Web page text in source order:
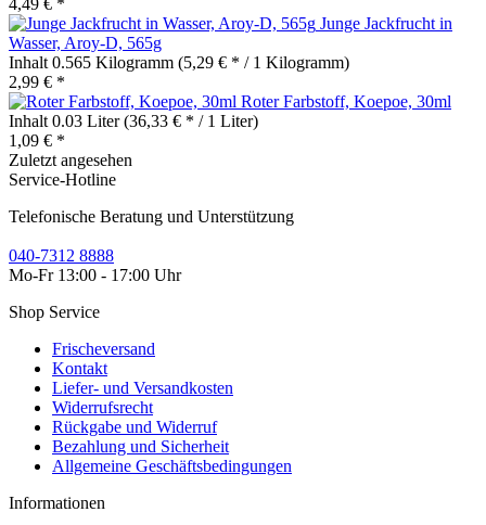
Junge Jackfrucht in
Wasser, Aroy-D, 565g
Inhalt 0.565 Kilogramm (5,29 € * / 1 Kilogramm)
2,99 € *
Roter Farbstoff, Koepoe, 30ml
Inhalt 0.03 Liter(36,33 € * / 1 Liter)
1,09 € *
Zuletzt angesehen
Service-Hotline
Telefonische Beratung und Unterstützung
040-7312 8888
Mo-Fr 13:00 - 17:00 Uhr
Shop Service
Frischeversand
Kontakt
Liefer- und Versandkosten
Widerrufsrecht
Rückgabe und Widerruf
Bezahlung und Sicherheit
Allgemeine Geschäftsbedingungen
Informationen